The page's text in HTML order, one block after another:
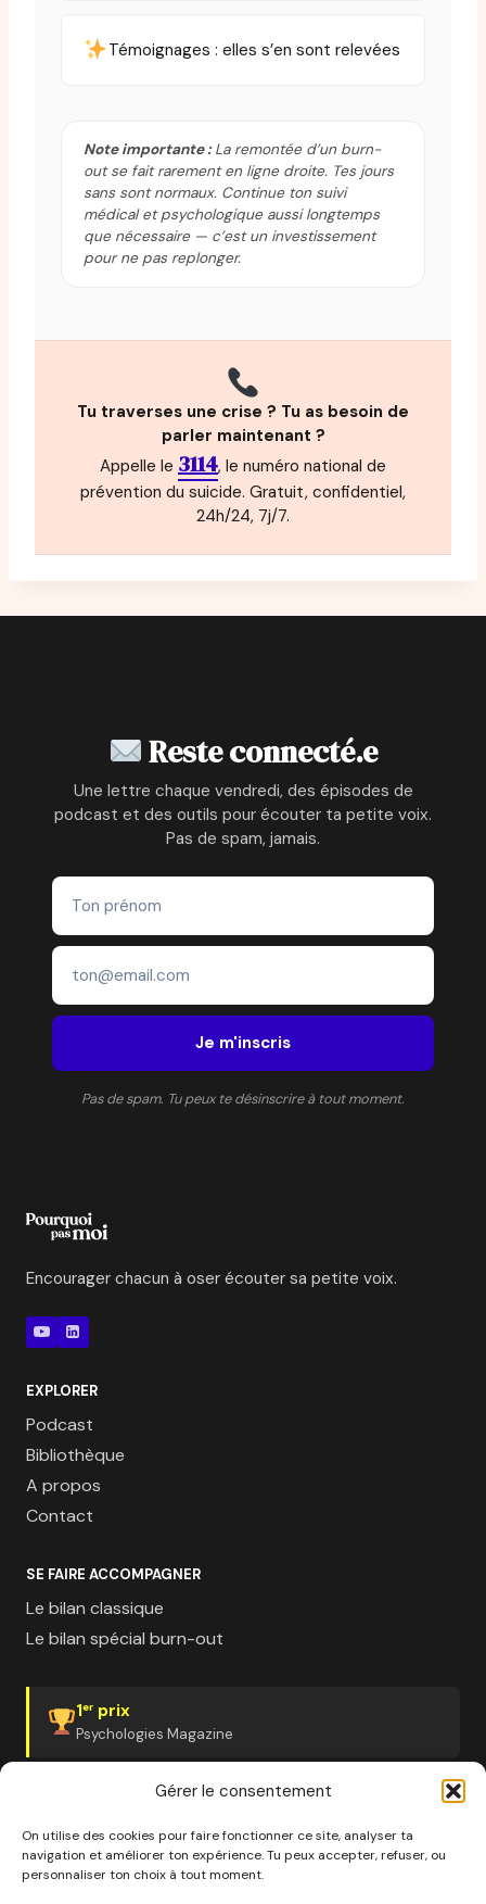
Gérer le consentement
On utilise des cookies pour faire fonctionner ce site, analyser ta
navigation et améliorer ton expérience. Tu peux accepter, refuser, ou
personnaliser ton choix à tout moment.
Témoignages : elles s’en sont relevées
Note importante :La remontée d’un burn-
out se fait rarement en ligne droite. Tes jours
sans sont normaux. Continue ton suivi
médical et psychologique aussi longtemps
que nécessaire — c’est un investissement
pour ne pas replonger.
Tu traverses une crise ? Tu as besoin de
parler maintenant ?
Appelle le 3114, le numéro national de
prévention du suicide. Gratuit, confidentiel,
24h/24, 7j/7.
Reste connecté.e
Une lettre chaque vendredi, des épisodes de
podcast et des outils pour écouter ta petite voix.
Pas de spam, jamais.
Je m'inscris
Pas de spam. Tu peux te désinscrire à tout moment.
Encourager chacun à oser écouter sa petite voix.
EXPLORER
Podcast
Bibliothèque
A propos
Contact
SE FAIRE ACCOMPAGNER
Le bilan classique
Le bilan spécial burn-out
1er prix
Psychologies Magazine
© 2026 Pourquoi pas moi · Société à mission · EURL au